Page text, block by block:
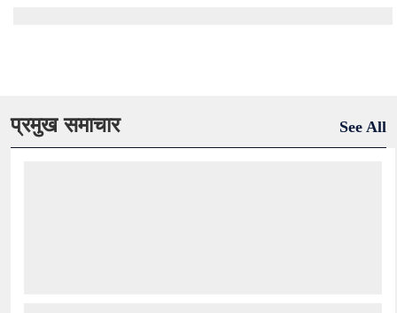
प्रमुख समाचार See All